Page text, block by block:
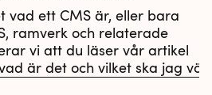
vad ett CMS är, eller bara
ramverk och relaterade
vi att du läser vår artikel
är det och vilket ska jag